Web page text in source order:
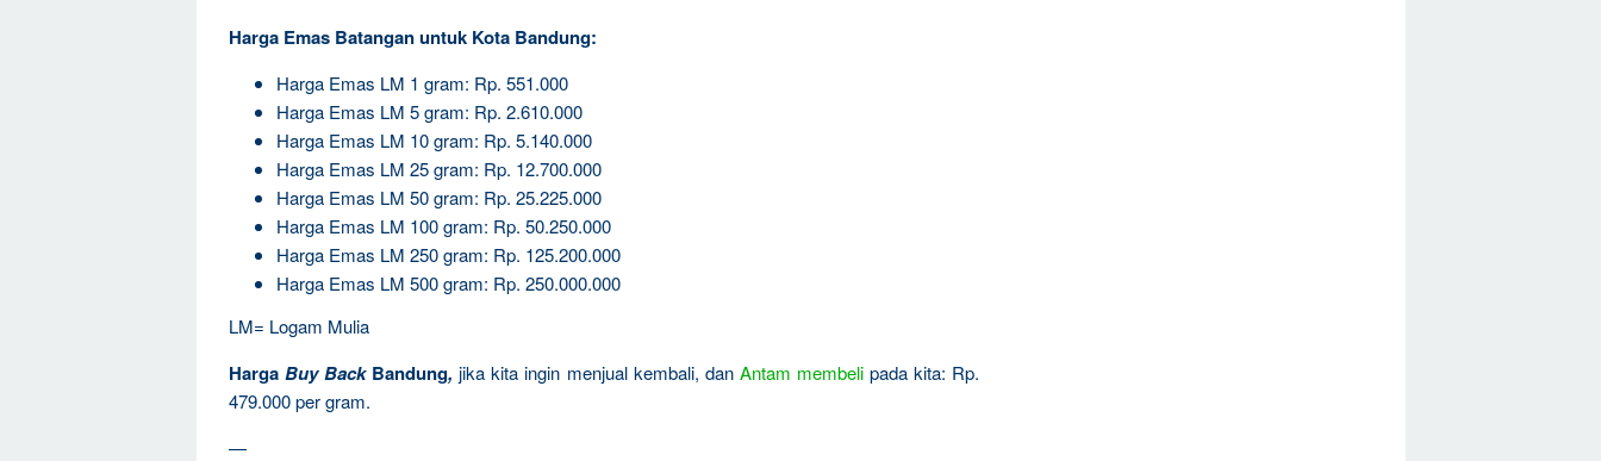
Harga Emas Batangan untuk Kota Bandung:
Harga Emas LM 1 gram: Rp. 551.000
Harga Emas LM 5 gram: Rp. 2.610.000
Harga Emas LM 10 gram: Rp. 5.140.000
Harga Emas LM 25 gram: Rp. 12.700.000
Harga Emas LM 50 gram: Rp. 25.225.000
Harga Emas LM 100 gram: Rp. 50.250.000
Harga Emas LM 250 gram: Rp. 125.200.000
Harga Emas LM 500 gram: Rp. 250.000.000
LM= Logam Mulia
HargaBuy Back Bandung,jika kita ingin menjual kembali, dan Antam membelipada kita: Rp.
479.000 per gram.
—